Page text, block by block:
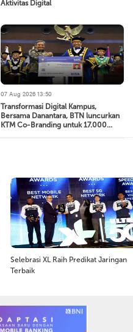
Aktivitas Digital
07 Aug 2026 13:50
Transformasi Digital Kampus,
Bersama Danantara, BTN luncurkan
KTM Co-Branding untuk 17.000
Selebrasi XL Raih Predikat Jaringan
Terbaik